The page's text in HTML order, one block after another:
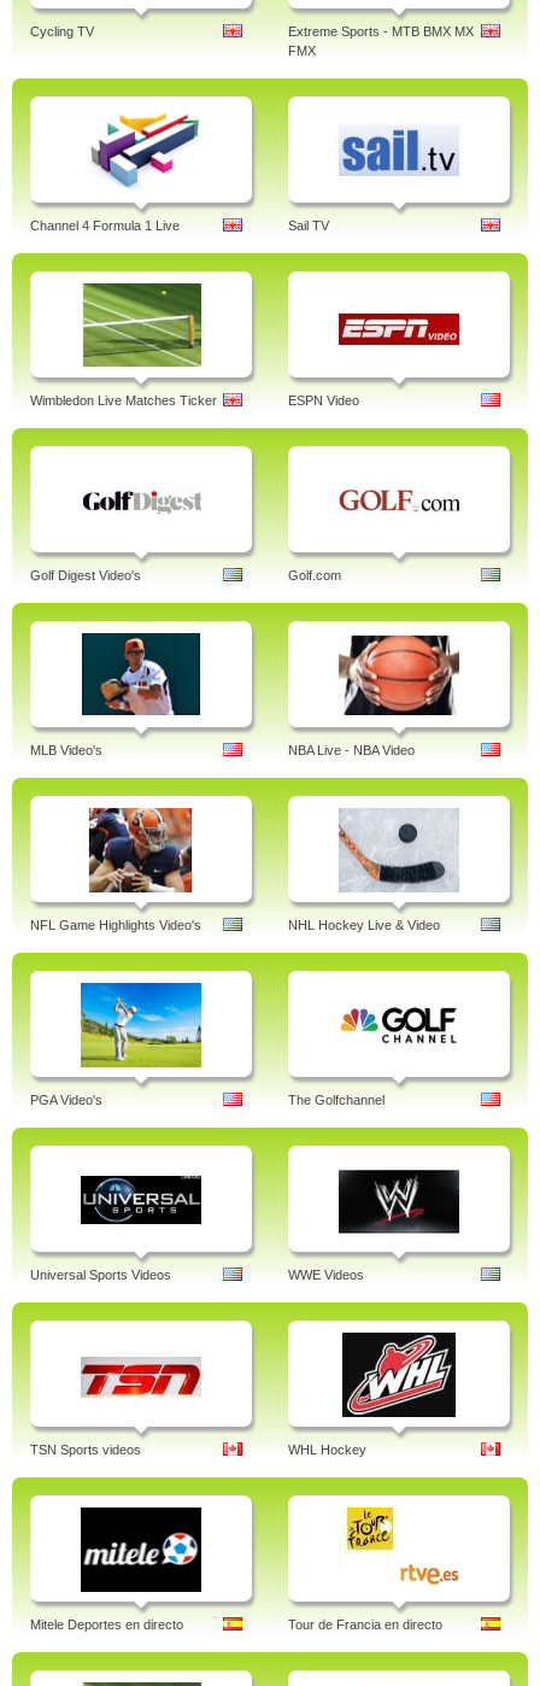
Cycling TV
Extreme Sports - MTB BMX MX
FMX
Channel 4 Formula 1 Live Sail TV
Wimbledon Live Matches Ticker ESPN Video
Golf Digest Video's Golf.com
MLB Video's NBA Live - NBA Video
NFL Game Highlights Video's NHL Hockey Live & Video
PGA Video's The Golfchannel
Universal Sports Videos WWE Videos
TSN Sports videos WHL Hockey
Mitele Deportes en directo Tour de Francia en directo